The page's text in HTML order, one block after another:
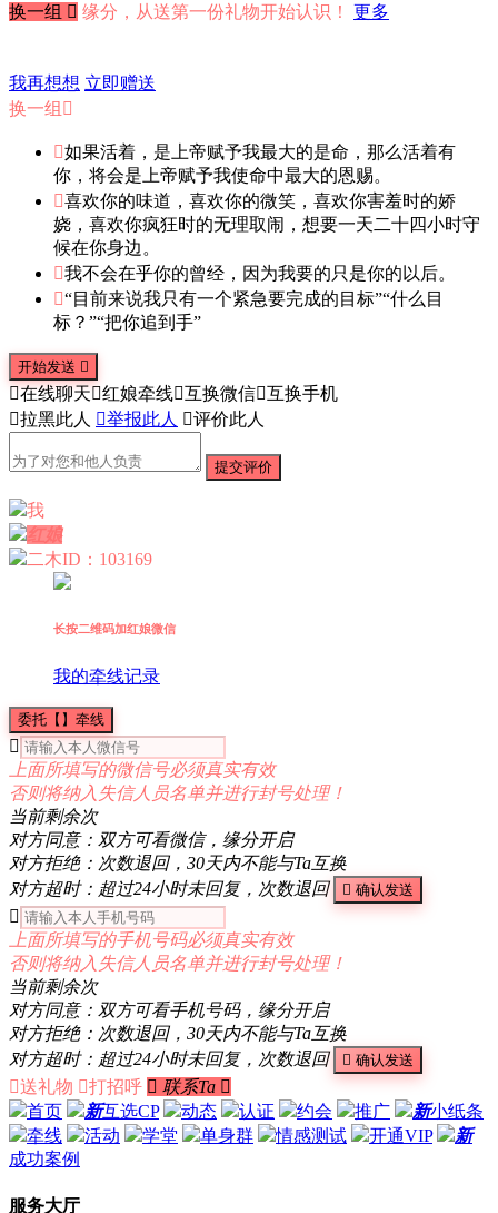
换一组  缘分，从送第一份礼物开始认识！ 更多
我再想想 立即赠送
换一组 
如果活着，是上帝赋予我最大的是命，那么活着有
你，将会是上帝赋予我使命中最大的恩赐。
喜欢你的味道，喜欢你的微笑，喜欢你害羞时的娇
娆，喜欢你疯狂时的无理取闹，想要一天二十四小时守
候在你身边。
我不会在乎你的曾经，因为我要的只是你的以后。
“目前来说我只有一个紧急要完成的目标”“什么目
标？”“把你追到手”
开始发送 
在线聊天红娘牵线互换微信互换手机
拉黑此人 举报此人 评价此人
提交评价
我
红娘
二木ID：103169
长按二维码加红娘微信
我的牵线记录
委托【】牵线

上面所填写的微信号必须真实有效
否则将纳入失信人员名单并进行封号处理！
当前剩余次
对方同意：双方可看微信，缘分开启
对方拒绝：次数退回，30天内不能与Ta互换
对方超时：超过24小时未回复，次数退回
 确认发送

上面所填写的手机号码必须真实有效
否则将纳入失信人员名单并进行封号处理！
当前剩余次
对方同意：双方可看手机号码，缘分开启
对方拒绝：次数退回，30天内不能与Ta互换
对方超时：超过24小时未回复，次数退回
 确认发送
送礼物 打招呼  联系Ta 
首页
新互选CP 动态 认证 约会 推广 新小纸条
牵线
活动 学堂 单身群 情感测试 开通VIP
新
成功案例
服务大厅